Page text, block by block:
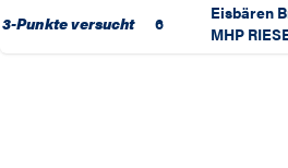
3-Punkte versucht 6 Eisbären
MHP